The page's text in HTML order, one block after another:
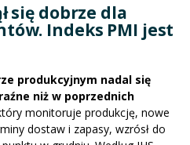
się dobrze dla
Indeks PMI jest
produkcyjnym nadal się
niż w poprzednich
monitoruje produkcję, nowe
dostaw i zapasy, wzrósł do